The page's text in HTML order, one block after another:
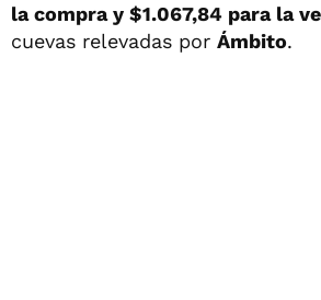
la compra y $1.067,84 para la
cuevas relevadas por Ámbito.